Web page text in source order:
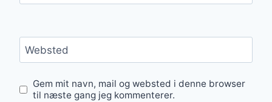
Websted
Gem mit navn, mail og websted i denne browser
til næste gang jeg kommenterer.